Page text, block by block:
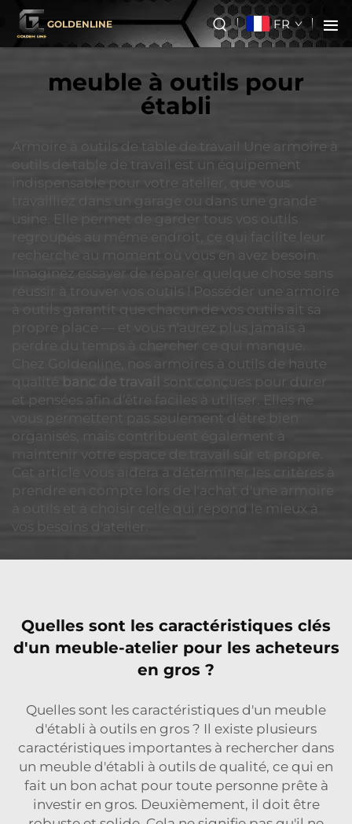
GOLDENLINE FR
meuble à outils pour
établi
Armoire à outils de table de travail Une armoire à
outils de table de travail est un équipement
indispensable pour votre atelier, que vous
travailliez dans un garage ou dans une grande
usine. Elle permet de garder tous vos outils
regroupés au même endroit, ce qui facilite leur
recherche au moment où vous en avez besoin.
Imaginez essayer de réparer quelque chose sans
réussir à trouver vos outils ! Posséder une armoire
à outils garantit que chacun de vos outils ait sa
propre place — et vous n'aurez plus jamais à
perdre du temps à chercher ce qui manque.
Chez Goldenline, nos armoires à outils de haute
qualité
banc de travail
sont conçues pour durer
et pensées afin d'être faciles à utiliser. Elles ne
vous permettent pas seulement d'être bien
organisés, mais contribuent également à
maintenir votre espace de travail sûr et propre.
Cet article vous aidera à déterminer les critères à
prendre en compte lors de l'achat d'une armoire
à outils et à choisir celle qui répond le mieux à
vos besoins d'atelier.
Quelles sont les caractéristiques clés
d'un meuble-atelier pour les acheteurs
en gros ?
Quelles sont les caractéristiques d'un meuble
d'établi à outils en gros ? Il existe plusieurs
caractéristiques importantes à rechercher dans
un meuble d'établi à outils de qualité, ce qui en
fait un bon achat pour toute personne prête à
investir en gros. Deuxièmement, il doit être